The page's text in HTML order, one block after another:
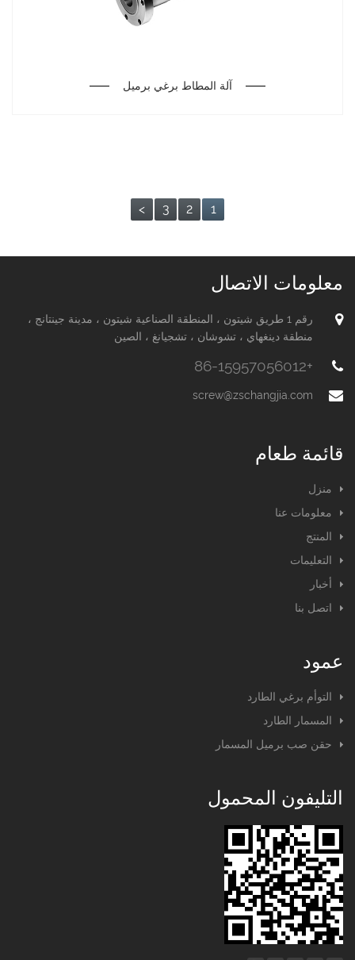
آلة المطاط برغي برميل
1
2
3
>
معلومات الاتصال
رقم 1 طريق شيتون ، المنطقة الصناعية شيتون ، مدينة جينتانج ،
منطقة دينغهاي ، تشوشان ، تشجيانغ ، الصين
+86-15957056012
screw@zschangjia.com
قائمة طعام
منزل
معلومات عنا
المنتج
التعليمات
أخبار
اتصل بنا
عمود
التوأم برغي الطارد
المسمار الطارد
حقن صب برميل المسمار
التليفون المحمول